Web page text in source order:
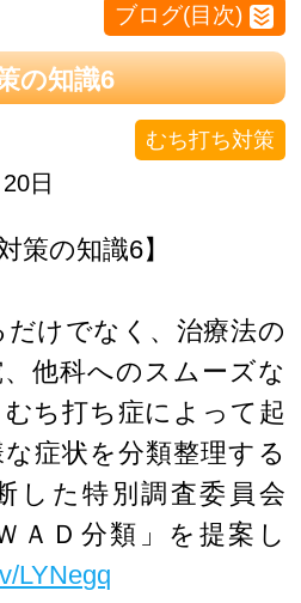
ブログ(目次)
の知識6
むち打ち対策
日
策の知識6】
けでなく、治療法の
他科へのスムーズな
ち打ち症によって起
症状を分類整理する
した特別調査委員会
ＡＤ分類」を提案し
LYNegq